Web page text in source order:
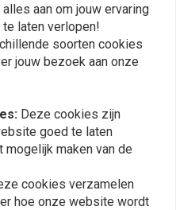
met Wind Fighter®
afwerking
met klepsluiting
houdt wind tegen en voert water af
vorm voor meer
aan om jouw ervaring
laten verlopen!
soorten cookies
jouw bezoek aan onze
Deze cookies zijn
goed te laten
maken van de
cookies verzamelen
hoe onze website wordt